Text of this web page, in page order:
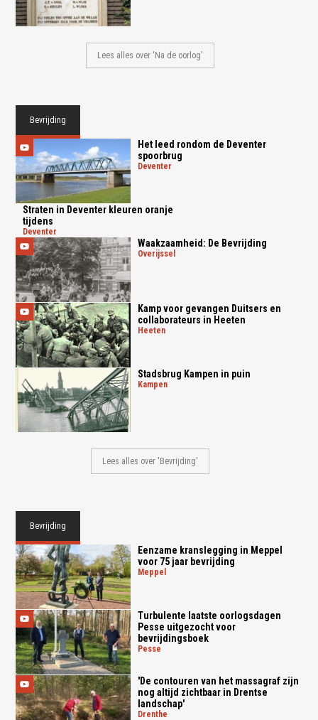
Lees alles over 'Na de oorlog'
Bevrijding
Het leed rondom de Deventer
spoorbrug
deventer
Straten in Deventer kleuren oranje
tijdens
deventer
Waakzaamheid: De Bevrijding
overijssel
Kamp voor gevangen Duitsers en
collaborateurs in Heeten
heeten
Stadsbrug Kampen in puin
kampen
Lees alles over 'Bevrijding'
Bevrijding
Eenzame kranslegging in Meppel
voor 75 jaar bevrijding
meppel
Turbulente laatste oorlogsdagen
Pesse uitgezocht voor
bevrijdingsboek
pesse
'De contouren van het massagraf zijn
nog altijd zichtbaar in Drentse
landschap'
drenthe